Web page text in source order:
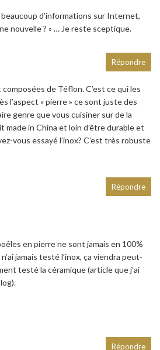
d’informations sur Internet,
nouvelle ? » … Je reste sceptique.
de Téflon. C’est ce qui les
l’aspect « pierre » ce sont juste des
genre que vous cuisiner sur de la
made in China et loin d’être durable et
vous essayé l’inox? C’est très robuste
Répondre
en pierre ne sont jamais en 100%
jamais testé l’inox, ça viendra peut-
testé la céramique (article que j’ai
Répondre
Répondre